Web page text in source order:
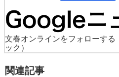
文春オンラインをフォローする
ック）
関連記事